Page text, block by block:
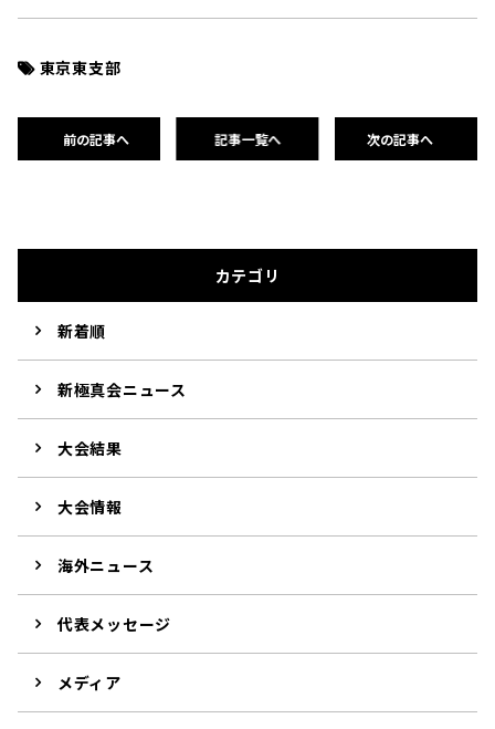
東京東支部
前の記事へ 記事一覧へ 次の記事へ
カテゴリ
新着順
新極真会ニュース
大会結果
大会情報
海外ニュース
代表メッセージ
メディア